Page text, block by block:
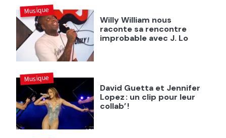
Willy William nous
raconte sa rencontre
improbable avec J. Lo
Musique
David Guetta et Jennifer
Lopez : un clip pour leur
collab’ !
Musique